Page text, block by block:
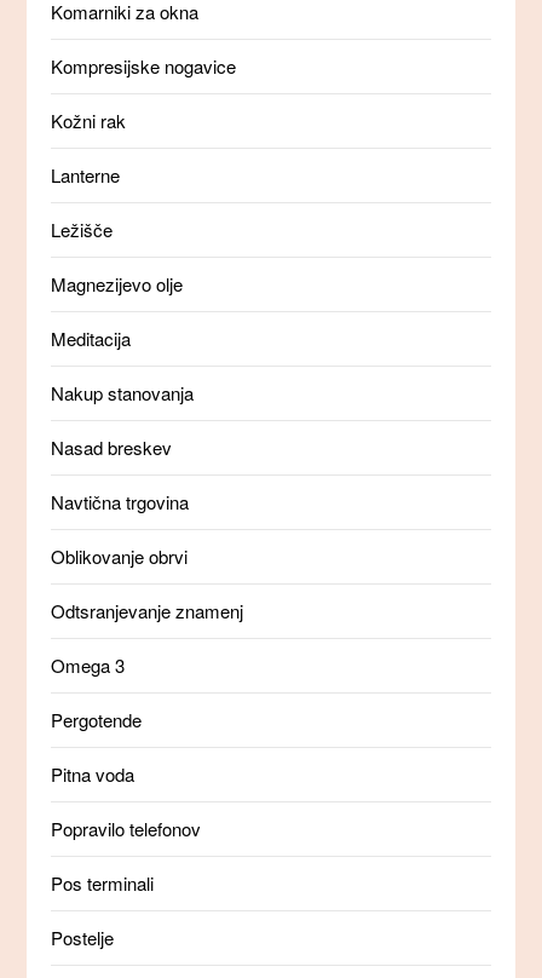
Komarniki za okna
Kompresijske nogavice
Kožni rak
Lanterne
Ležišče
Magnezijevo olje
Meditacija
Nakup stanovanja
Nasad breskev
Navtična trgovina
Oblikovanje obrvi
Odtsranjevanje znamenj
Omega 3
Pergotende
Pitna voda
Popravilo telefonov
Pos terminali
Postelje